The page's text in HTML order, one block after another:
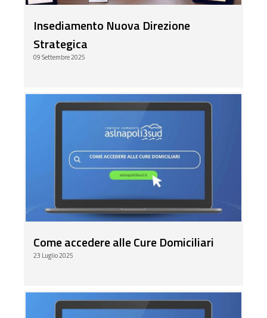
Insediamento Nuova Direzione
Strategica
09 Settembre 2025
Come accedere alle Cure Domiciliari
23 Luglio 2025